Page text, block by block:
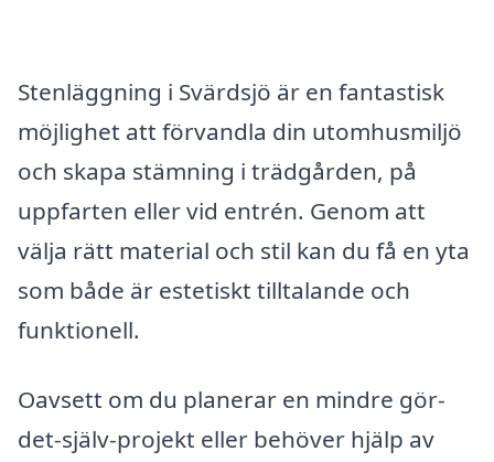
Stenläggning i Svärdsjö är en fantastisk
möjlighet att förvandla din utomhusmiljö
och skapa stämning i trädgården, på
uppfarten eller vid entrén. Genom att
välja rätt material och stil kan du få en yta
som både är estetiskt tilltalande och
funktionell.
Oavsett om du planerar en mindre gör-
det-själv-projekt eller behöver hjälp av